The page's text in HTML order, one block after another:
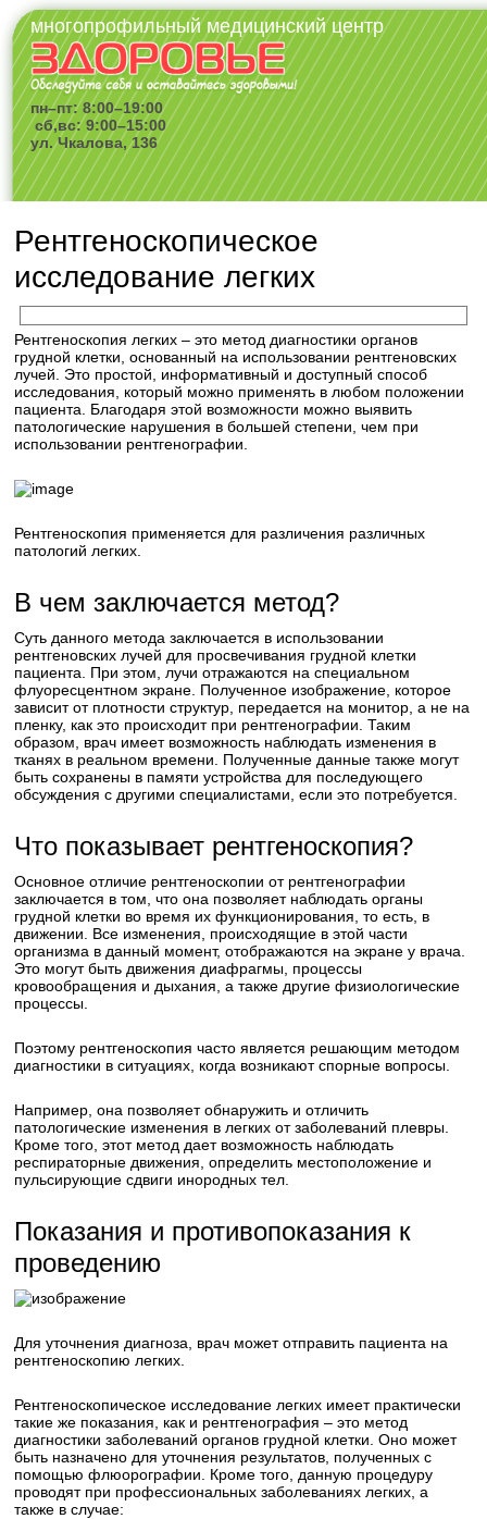
многопрофильный медицинский центр
пн–пт: 8:00–19:00
сб,вс: 9:00–15:00
ул. Чкалова, 136
Рентгеноскопическое
исследование легких
Рентгеноскопия легких – это метод диагностики органов
грудной клетки, основанный на использовании рентгеновских
лучей. Это простой, информативный и доступный способ
исследования, который можно применять в любом положении
пациента. Благодаря этой возможности можно выявить
патологические нарушения в большей степени, чем при
использовании рентгенографии.
Рентгеноскопия применяется для различения различных
патологий легких.
В чем заключается метод?
Суть данного метода заключается в использовании
рентгеновских лучей для просвечивания грудной клетки
пациента. При этом, лучи отражаются на специальном
флуоресцентном экране. Полученное изображение, которое
зависит от плотности структур, передается на монитор, а не на
пленку, как это происходит при рентгенографии. Таким
образом, врач имеет возможность наблюдать изменения в
тканях в реальном времени. Полученные данные также могут
быть сохранены в памяти устройства для последующего
обсуждения с другими специалистами, если это потребуется.
Что показывает рентгеноскопия?
Основное отличие рентгеноскопии от рентгенографии
заключается в том, что она позволяет наблюдать органы
грудной клетки во время их функционирования, то есть, в
движении. Все изменения, происходящие в этой части
организма в данный момент, отображаются на экране у врача.
Это могут быть движения диафрагмы, процессы
кровообращения и дыхания, а также другие физиологические
процессы.
Поэтому рентгеноскопия часто является решающим методом
диагностики в ситуациях, когда возникают спорные вопросы.
Например, она позволяет обнаружить и отличить
патологические изменения в легких от заболеваний плевры.
Кроме того, этот метод дает возможность наблюдать
респираторные движения, определить местоположение и
пульсирующие сдвиги инородных тел.
Показания и противопоказания к
проведению
Для уточнения диагноза, врач может отправить пациента на
рентгеноскопию легких.
Рентгеноскопическое исследование легких имеет практически
такие же показания, как и рентгенография – это метод
диагностики заболеваний органов грудной клетки. Оно может
быть назначено для уточнения результатов, полученных с
помощью флюорографии. Кроме того, данную процедуру
проводят при профессиональных заболеваниях легких, а
также в случае: